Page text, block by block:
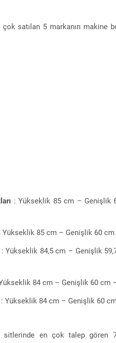
çok satılan 5 markanın makine
: Yükseklik 85 cm – Genişlik
Yükseklik 85 cm – Genişlik 60
: Yükseklik 84,5 cm – Genişlik
84 cm – Genişlik 60 cm
: Yükseklik 84 cm – Genişlik 60
sitlerinde en çok talep gören